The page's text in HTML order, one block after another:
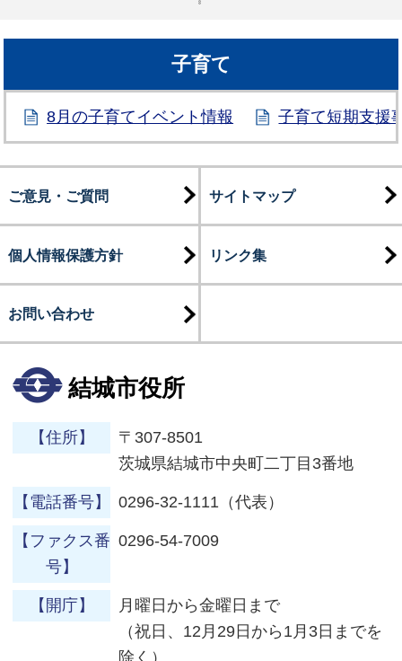
子育て
8月の子育てイベント情報 子育て短期支援
ご意見・ご質問 サイトマップ
個人情報保護方針 リンク集
お問い合わせ
結城市役所
【住所】
〒307-8501
茨城県結城市中央町二丁目3番地
【電話番号】 0296-32-1111（代表）
【ファクス番
号】
0296-54-7009
【開庁】
月曜日から金曜日まで
（祝日、12月29日から1月3日までを
除く）